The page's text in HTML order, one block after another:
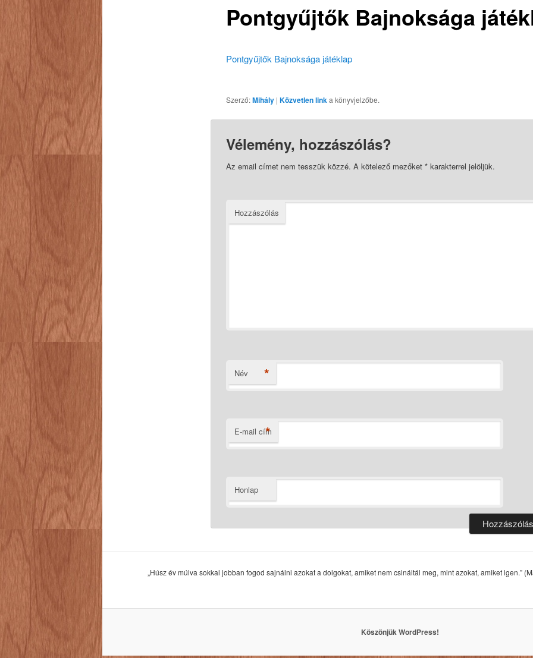
Pontgyűjtők Bajnoksága
Pontgyűjtők Bajnoksága játéklap
Szerző:Mihály| Közvetlen linka könyvjelzőbe.
Vélemény, hozzászólás?
Az email címet nem tesszük közzé. A kötelező mezőket *karakterrel jelöljük.
Hozzászólás
Név *
E-mail cím
*
Honlap
„Húsz év múlva sokkal jobban fogod sajnálni azokat a dolgokat, amiket nem csináltál meg, mint azokat, amiket igen.”
Köszönjük WordPress!